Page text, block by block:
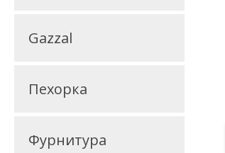
Gazzal
Пехорка
Фурнитура